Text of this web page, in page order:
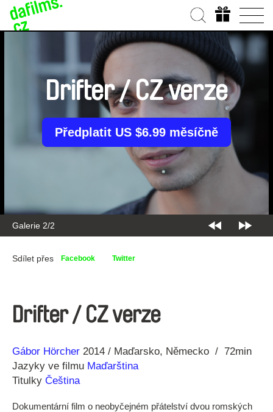
Galerie 2/2
Drifter / CZ verze
Předplatit US $6.99 měsíčně
Sdílet přes Facebook Twitter
Drifter / CZ verze
Režie
Gábor Hörcher
Rok 2014 Maďarsko Německo
72min
Jazyky ve filmu Maďarština
Titulky Čeština
Dokumentární film o neobyčejném přátelství dvou romských